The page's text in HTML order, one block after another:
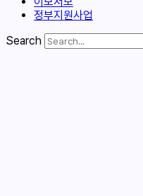
정부지원사업
Search